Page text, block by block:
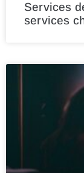
Services
services